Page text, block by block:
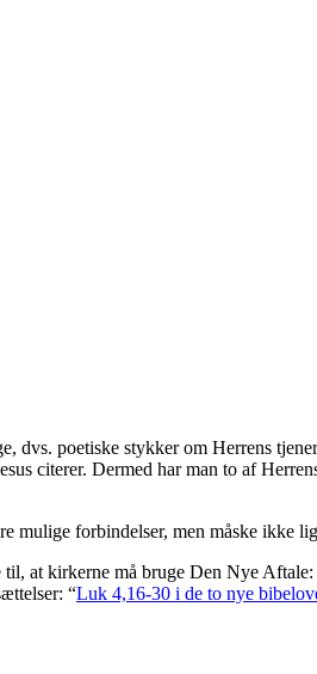
dvs. poetiske stykker om Herrens
citerer. Dermed har man to af
mulige forbindelser, men måske ikke
at kirkerne må bruge Den Nye Aftale:
“Luk 4,16-30 i de to nye